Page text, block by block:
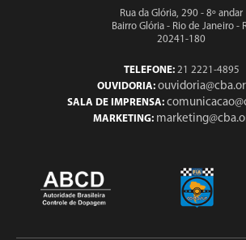
Rua da Glória, 290 - 8º andar
Bairro Glória - Rio de Janeiro -
20241-180
TELEFONE:21 2221-4895
OUVIDORIA:
SALA DE IMPRENSA:
MARKETING: